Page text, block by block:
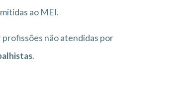
ao MEI.
não atendidas por
.